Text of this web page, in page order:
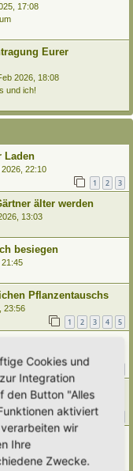
17:08
Eurer
2026, 18:08
und ich!
Laden
22:10
1 2 3
älter werden
13:03
besiegen
21:45
Pflanzentauschs
23:56
1 2 3 4 5
20:33
gesucht
1
17:06
Cookies und
Integration
den Button "Alles
aktiviert
wir
Ihre
Zwecke.